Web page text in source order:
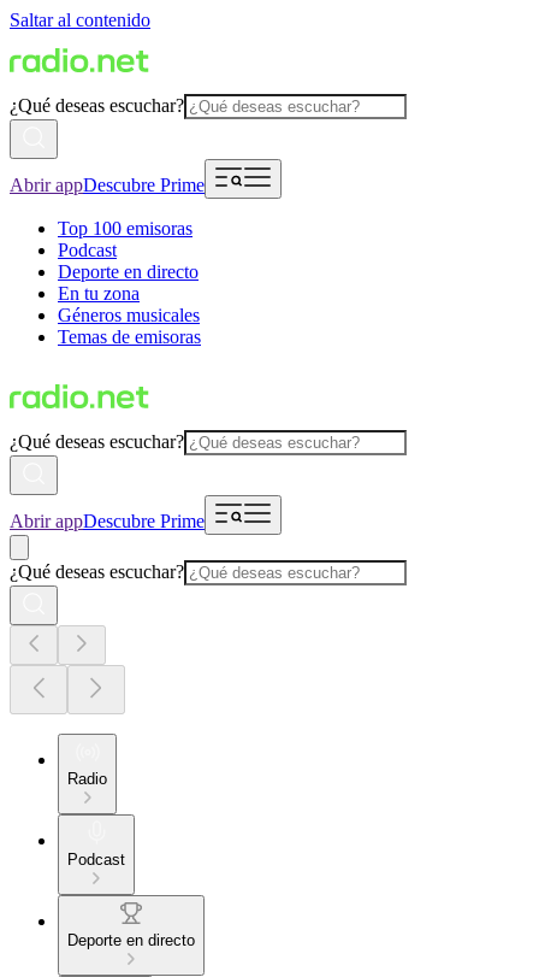
Saltar al contenido
¿Qué deseas escuchar?
Abrir appDescubre Prime
Top 100 emisoras
Podcast
Deporte en directo
En tu zona
Géneros musicales
Temas de emisoras
¿Qué deseas escuchar?
Abrir appDescubre Prime
¿Qué deseas escuchar?
Radio
Podcast
Deporte en directo